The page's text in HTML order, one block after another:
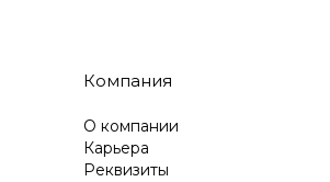
Компания
О компании
Карьера
Реквизиты